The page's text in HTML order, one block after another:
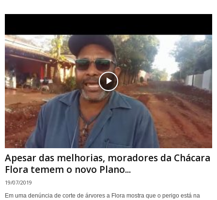
Apesar das melhorias, moradores da Chácara
Flora temem o novo Plano...
19/07/2019
Em uma denúncia de corte de árvores a Flora mostra que o perigo está na